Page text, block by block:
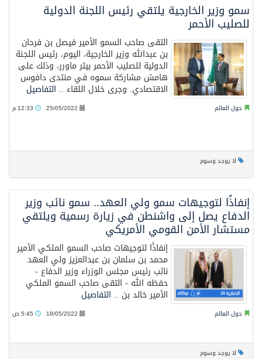
سمو وزير الخارجية يلتقي رئيس اللجنة الدولية
للصليب الأحمر
التقى صاحب السمو الأمير فيصل بن فرحان
بن عبدالله وزير الخارجية، اليوم، رئيس اللجنة
الدولية للصليب الأحمر بيتر ماورر، وذلك على
هامش مشاركة سموه في منتدى دافوس
الاقتصادي. وجرى خلال اللقاء .. التفاصيل
حول العالم 25/05/2022
لا يوجد وسوم
إنفاذًا لتوجيهات سمو ولي العهد.. سمو نائب وزير
الدفاع يصل إلى واشنطن في زيارة رسمية ويلتقي
مستشار الأمن القومي الأمريكي
إنفاذًا لتوجيهات صاحب السمو الملكي الأمير
محمد بن سلمان بن عبدالعزيز ولي العهد
نائب رئيس مجلس الوزراء وزير الدفاع -
حفظه الله - التقى صاحب السمو الملكي
الأمير خالد بن .. التفاصيل
حول العالم 18/05/2022
لا يوجد وسوم